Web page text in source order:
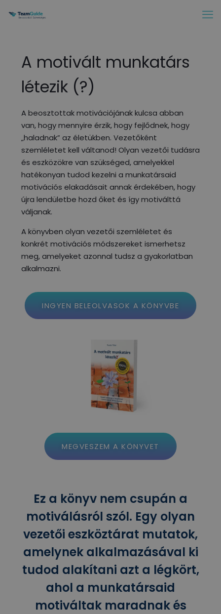
A motivált munkatárs
létezik (?)
A beosztottak motivációjának kulcsa abban
van, hogy mennyire érzik, hogy fejlődnek, hogy
„haladnak” az életükben. Vezetőként
szemléletet kell váltanod! Olyan vezetői tudásra
és eszközökre van szükséged, amelyekkel
hatékonyan tudod kezelni a munkatársaid
motivációs elakadásait annak érdekében, hogy
újra lendületbe hozd őket és így motiválttá
váljanak.
A könyvben olyan vezetői szemléletet és
konkrét motivációs módszereket ismerhetsz
meg, amelyeket azonnal tudsz a gyakorlatban
alkalmazni.
INGYEN BELEOLVASOK A KÖNYVBE
MEGVESZEM A KÖNYVET
Ez a könyv nem csupán a
motiválásról szól. Egy olyan
vezetői eszköztárat mutatok,
amelynek alkalmazásával ki
tudod alakítani azt a légkört,
ahol a munkatársaid
motiváltak maradnak és